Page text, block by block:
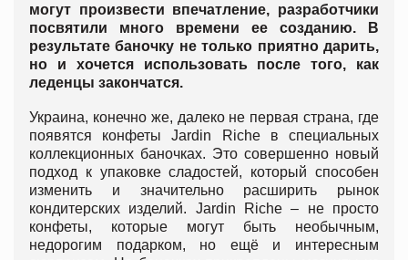
могут произвести впечатление, разработчики
посвятили много времени ее созданию. В
результате баночку не только приятно дарить,
но и хочется использовать после того, как
леденцы закончатся.
Украина, конечно же, далеко не первая страна, где
появятся конфеты Jardin Riche в специальных
коллекционных баночках. Это совершенно новый
подход к упаковке сладостей, который способен
изменить и значительно расширить рынок
кондитерских изделий. Jardin Riche – не просто
конфеты, которые могут быть необычным,
недорогим подарком, но ещё и интересным